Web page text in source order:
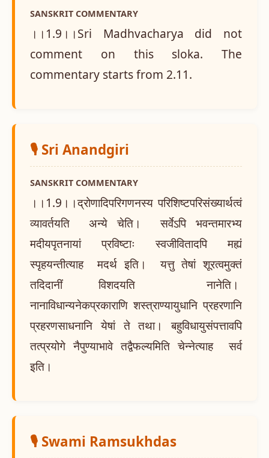
SANSKRIT COMMENTARY
।।1.9।।Sri Madhvacharya did not
comment on this sloka. The
commentary starts from 2.11.
🎙️ Sri Anandgiri
SANSKRIT COMMENTARY
।।1.9।।द्रोणादिपरिगणनस्य परिशिष्टपरिसंख्यार्थत्वं
व्यावर्तयति अन्ये चेति। सर्वेऽपि भवन्तमारभ्य
मदीयपृतनायां प्रविष्टाः स्वजीवितादपि मह्यं
स्पृहयन्तीत्याह मदर्थ इति। यत्तु तेषां शूरत्वमुक्तं
तदिदानीं विशदयति नानेति।
नानाविधान्यनेकप्रकाराणि शस्त्राण्यायुधानि प्रहरणानि
प्रहरणसाधनानि येषां ते तथा। बहुविधायुसंपत्तावपि
तत्प्रयोगे नैपुण्याभावे तद्वैफल्यमिति चेन्नेत्याह सर्व
इति।
🎙️ Swami Ramsukhdas